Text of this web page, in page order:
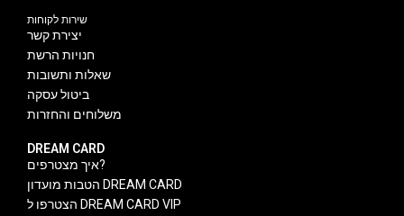
שירות לקוחות
יצירת קשר
חנויות הרשת
שאלות ותשובות
ביטול עסקה
משלוחים והחזרות
DREAM CARD
איך מצטרפים?
הטבות מועדון DREAM CARD
הצטרפו ל DREAM CARD VIP